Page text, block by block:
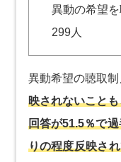
異動の希望
299人
異動希望の聴取
映されないこと
回答が51.5％で
りの程度反映さ